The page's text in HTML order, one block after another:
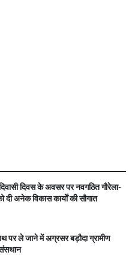
दिवस के अवसर पर नवगठित गौरेला-
दी अनेक विकास कार्याें की सौगात
पर ले जाने में अग्रसर बड़ौदा ग्रामीण